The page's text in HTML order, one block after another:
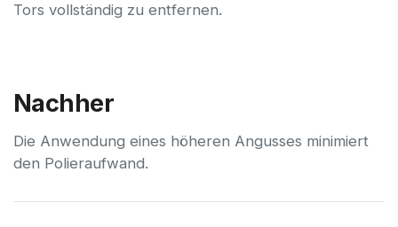
Tors vollständig zu entfernen.
Nachher
Die Anwendung eines höheren Angusses minimiert
den Polieraufwand.